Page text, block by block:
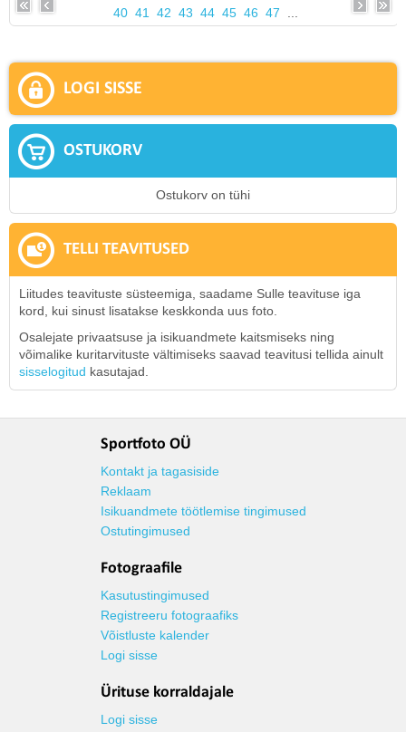
40 41 42 43 44 45 46 47
LOGI SISSE
OSTUKORV
Ostukorv on tühi
TELLI TEAVITUSED
Liitudes teavituste süsteemiga, saadame Sulle teavituse iga
kord, kui sinust lisatakse keskkonda uus foto.
Osalejate privaatsuse ja isikuandmete kaitsmiseks ning
võimalike kuritarvituste vältimiseks saavad teavitusi tellida ainult
sisselogitud kasutajad.
Sportfoto OÜ
Kontakt ja tagasiside
Reklaam
Isikuandmete töötlemise tingimused
Ostutingimused
Fotograafile
Kasutustingimused
Registreeru fotograafiks
Võistluste kalender
Logi sisse
Ürituse korraldajale
Logi sisse